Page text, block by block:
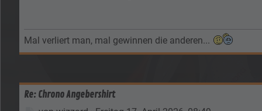
Mal verliert man, mal gewinnen die anderen...
Re: Chrono Angebershirt